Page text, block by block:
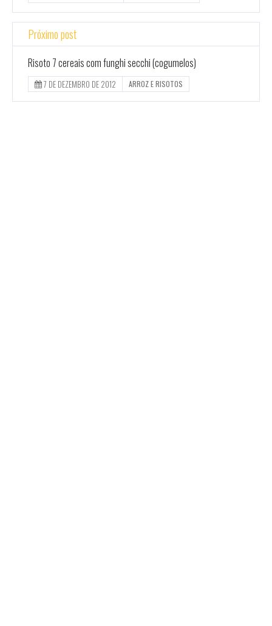
Próximo post
Risoto 7 cereais com funghi secchi (cogumelos)
7 DE DEZEMBRO DE 2012 ARROZ E RISOTOS